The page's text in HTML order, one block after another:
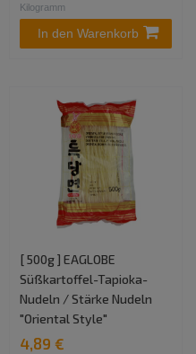
Kilogramm
In den Warenkorb
[ 500g ] EAGLOBE
Süßkartoffel-Tapioka-
Nudeln / Stärke Nudeln
"Oriental Style"
4,89 €